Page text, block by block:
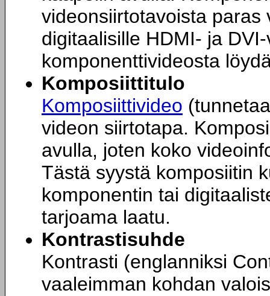
videonsiirtotavoista
digitaalisille HDMI- ja
komponenttivideosta
Komposiittitulo
Komposiittivideo
videon siirtotapa.
avulla, joten koko
Tästä syystä komposiitin
komponentin tai
tarjoama laatu.
Kontrastisuhde
Kontrasti (englanniksi
vaaleimman kohdan